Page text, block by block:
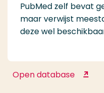
PubMed zelf bevat
maar verwijst
deze wel
Open database PubMed